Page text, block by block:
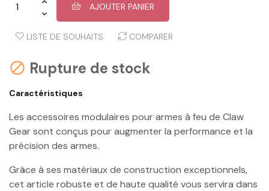
AJOUTER PANIER
LISTE DE SOUHAITS COMPARER
 Rupture de stock
Caractéristiques
Les accessoires modulaires pour armes à feu de Claw
Gear sont conçus pour augmenter la performance et la
précision des armes.
Grâce à ses matériaux de construction exceptionnels,
cet article robuste et de haute qualité vous servira dans